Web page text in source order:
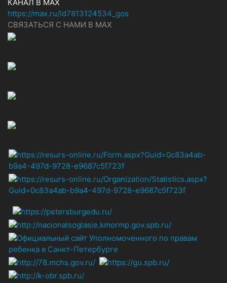
КАНАЛ В MAX
https://max.ru/id7813124534_gos
СВЯЗАТЬСЯ С НАМИ В МАХ